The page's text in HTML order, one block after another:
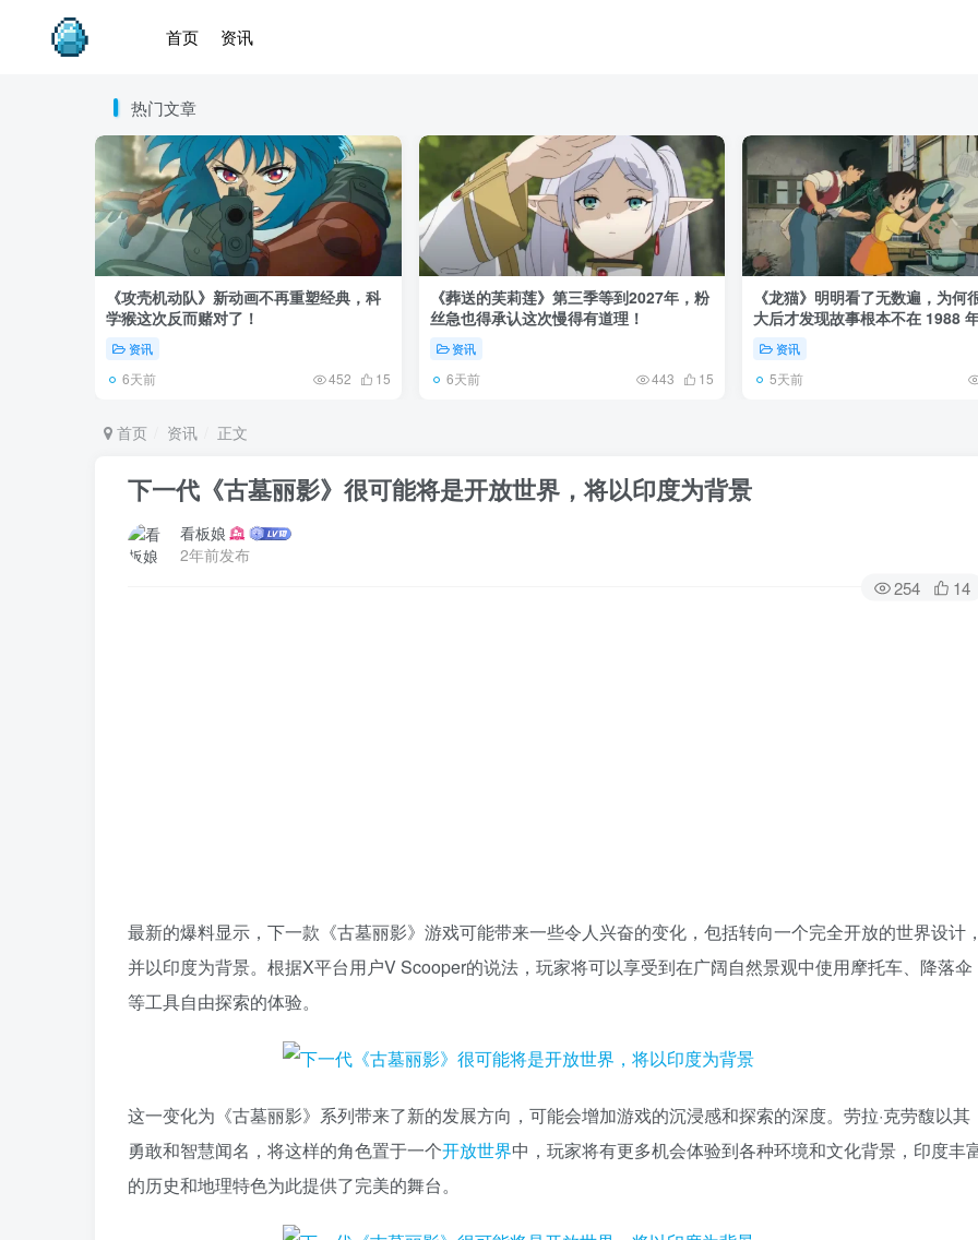
首页 资讯
热门文章
《攻壳机动队》新动画不再重塑经典，科
学猴这次反而赌对了！
资讯
6天前 452 15
《葬送的芙莉莲》第三季等到2027年，粉
丝急也得承认这次慢得有道理！
资讯
6天前 443 15
《龙猫》明明看了无数遍，为何
大后才发现故事根本不在 1988
资讯
5天前
首页 资讯 正文
下一代《古墓丽影》很可能将是开放世界，将以印度为背景
看板娘
2年前发布
254 14
最新的爆料显示，下一款《古墓丽影》游戏可能带来一些令人兴奋的变化，包括转向一个完全开放的世界设计
并以印度为背景。根据X平台用户V Scooper的说法，玩家将可以享受到在广阔自然景观中使用摩托车、降落伞
等工具自由探索的体验。
这一变化为《古墓丽影》系列带来了新的发展方向，可能会增加游戏的沉浸感和探索的深度。劳拉·克劳馥以其
勇敢和智慧闻名，将这样的角色置于一个开放世界中，玩家将有更多机会体验到各种环境和文化背景，印度丰
的历史和地理特色为此提供了完美的舞台。